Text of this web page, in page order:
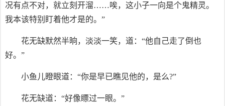
况有点不对，就立刻开溜……唉，这小子一向是个鬼精灵。
我本该特别盯着他才是的。”
花无缺默然半晌，淡淡一笑，道：“他自己走了倒也
好。”
小鱼儿瞪眼道：“你是早已瞧见他的，是么?”
花无缺道：“好像瞟过一眼。”